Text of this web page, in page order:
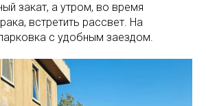
закат, а утром, во время
встретить рассвет. На
с удобным заездом.